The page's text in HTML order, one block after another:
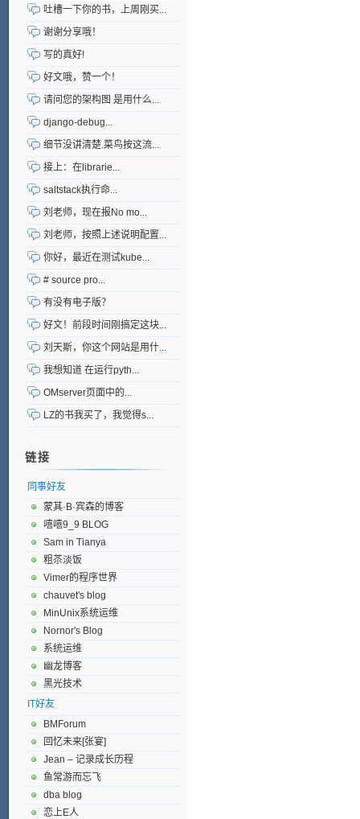
吐槽一下你的书，上周刚买...
谢谢分享哦！
写的真好!
好文哦，赞一个！
请问您的架构图 是用什么...
django-debug...
细节没讲清楚.菜鸟按这流...
接上：在librarie...
saltstack执行命...
刘老师，现在报No mo...
刘老师，按照上述说明配置...
你好，最近在测试kube...
# source pro...
有没有电子版？
好文！前段时间刚搞定这块...
刘天斯，你这个网站是用什...
我想知道 在运行pyth...
OMserver页面中的...
LZ的书我买了，我觉得s...
链接
同事好友
蒙其·B·宾森的博客
嘻嘻9_9 BLOG
Sam in Tianya
粗苶淡饭
Vimer的程序世界
chauvet's blog
MinUnix系统运维
Nornor's Blog
系统运维
幽龙博客
黑光技术
IT好友
BMForum
回忆未来[张宴]
Jean – 记录成长历程
鱼常游而忘飞
dba blog
恋上E人